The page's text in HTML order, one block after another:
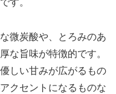
す。
微炭酸や、とろみのあ
な旨味が特徴的です。
しい甘みが広がるもの
クセントになるものな